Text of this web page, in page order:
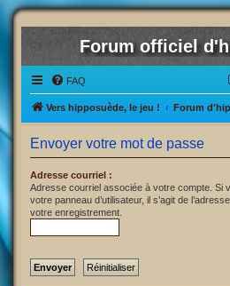
Forum officiel
FAQ
Vers hipposuède, le jeu ! Forum
Envoyer votre mot de passe
Adresse courriel :
Adresse courriel associée à votre compte. Si
votre panneau d’utilisateur, il s’agit de
votre enregistrement.